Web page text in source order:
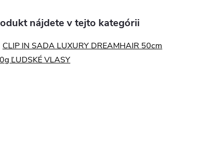
nájdete v tejto kategórii
CLIP IN SADA LUXURY DREAMHAIR 50cm
ĽUDSKÉ VLASY